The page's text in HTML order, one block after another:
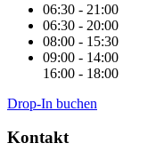
06:30 - 21:00
06:30 - 20:00
08:00 - 15:30
09:00 - 14:00
16:00 - 18:00
Drop-In buchen
Kontakt